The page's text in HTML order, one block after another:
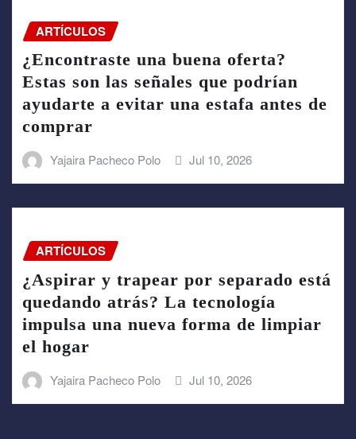
ARTÍCULOS
¿Encontraste una buena oferta?
Estas son las señales que podrían
ayudarte a evitar una estafa antes de
comprar
Yajaira Pacheco Polo Jul 10, 2026
ARTÍCULOS
¿Aspirar y trapear por separado está
quedando atrás? La tecnología
impulsa una nueva forma de limpiar
el hogar
Yajaira Pacheco Polo Jul 10, 2026